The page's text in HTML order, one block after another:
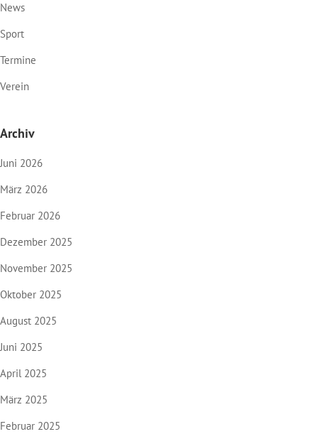
News
Sport
Termine
Verein
Archiv
Juni 2026
März 2026
Februar 2026
Dezember 2025
November 2025
Oktober 2025
August 2025
Juni 2025
April 2025
März 2025
Februar 2025